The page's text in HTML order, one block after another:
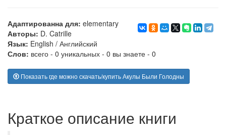
Адаптированна для: elementary
Авторы: D. Catrille
Язык: English / Английский
Слов: всего - 0 уникальных - 0 вы знаете - 0
Показать где можно скачать/купить Акулы Были Голодны
Краткое описание книги